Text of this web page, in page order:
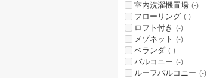
室内洗濯機置場 (-)
フローリング (-)
ロフト付き (-)
メゾネット (-)
ベランダ (-)
バルコニー (-)
ルーフバルコニー (-)